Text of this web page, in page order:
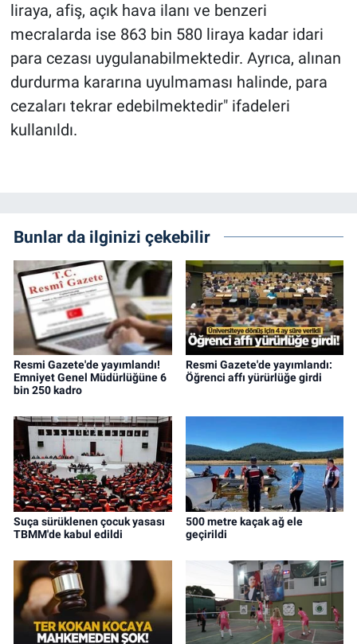
liraya, afiş, açık hava ilanı ve benzeri
mecralarda ise 863 bin 580 liraya kadar idari
para cezası uygulanabilmektedir. Ayrıca, alınan
durdurma kararına uyulmaması halinde, para
cezaları tekrar edebilmektedir" ifadeleri
kullanıldı.
Bunlar da ilginizi çekebilir
Resmi Gazete'de yayımlandı!
Emniyet Genel Müdürlüğüne 6
bin 250 kadro
Resmi Gazete'de yayımlandı:
Öğrenci affı yürürlüğe girdi
Suça sürüklenen çocuk yasası
TBMM'de kabul edildi
500 metre kaçak ağ ele
geçirildi